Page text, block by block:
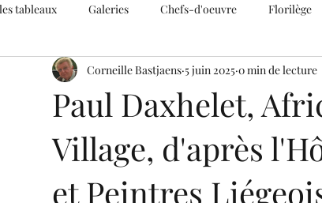
tableaux Galeries Chefs-d'oeuvre Florilège
Paul Daxhelet,
Village, d'après
et Peintres
Corneille Bastjaens 5 juin 2025 0 min de lecture